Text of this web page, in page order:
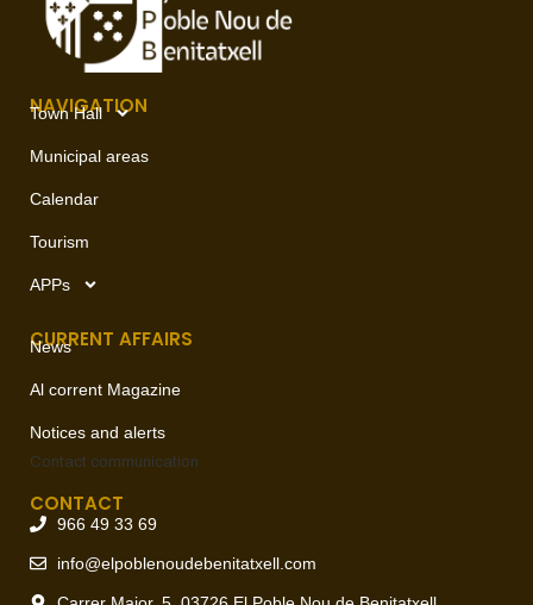
NAVIGATION
Town Hall
Municipal areas
Calendar
Tourism
APPs
CURRENT AFFAIRS
News
Al corrent Magazine
Notices and alerts
Contact communication
CONTACT
966 49 33 69
info@elpoblenoudebenitatxell.com